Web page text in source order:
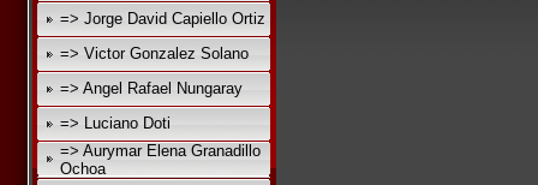
=> Jorge David Capiello Ortiz
=> Victor Gonzalez Solano
=> Angel Rafael Nungaray
=> Luciano Doti
=> Aurymar Elena Granadillo
Ochoa